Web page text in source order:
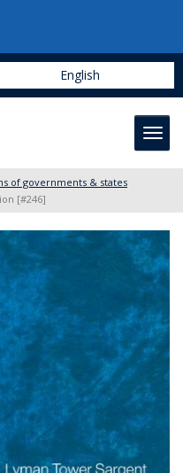
English
of governments & states
[#246]